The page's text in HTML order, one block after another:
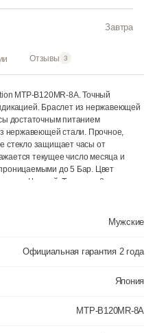
Завтра
Отзывы 3
MTP-B120MR-8A. Точный
Браслет из нержавеющей
достаточным питанием
нержавеющей стали. Прочное,
стекло защищает часы от
текущее число месяца и
до 5 Бар. Цвет
Черный. Толщина: 8 мм.
на русском языке Мужские
Официальная гарантия 2 года
Япония
MTP-B120MR-8A